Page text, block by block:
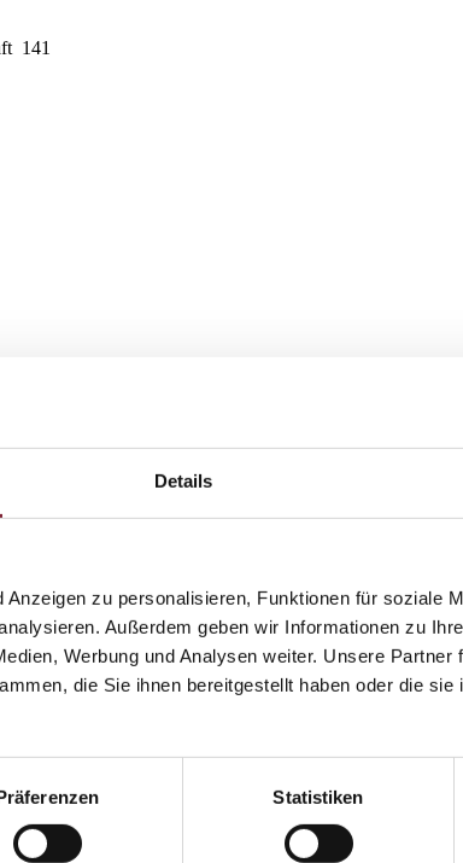
Details
zu personalisieren, Funktionen für soziale
Außerdem geben wir Informationen zu
Werbung und Analysen weiter. Unsere Partner
die Sie ihnen bereitgestellt haben oder die sie
Statistiken
141
75
167, 171